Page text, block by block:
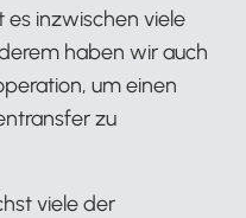
inzwischen viele
haben wir auch
um einen
zu
viele der